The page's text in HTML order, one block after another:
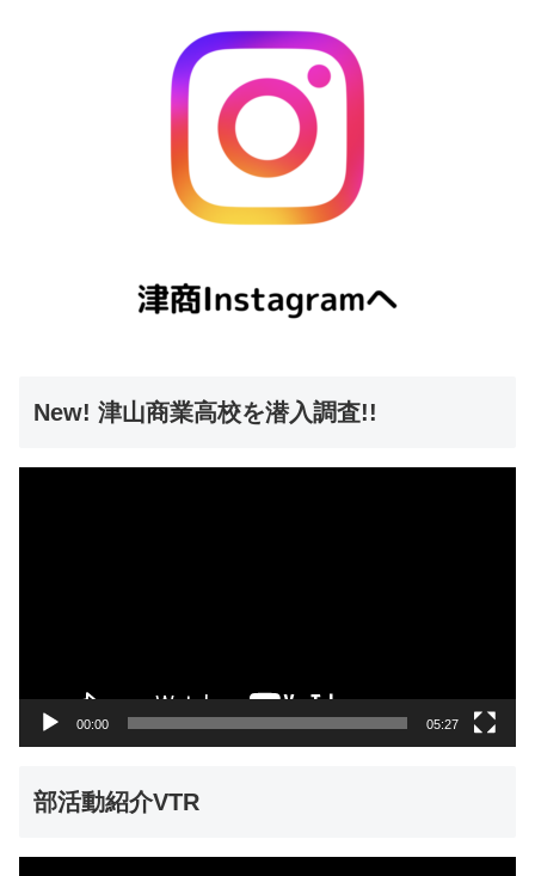
New! 津山商業高校を潜入調査!!
00:00 05:27
部活動紹介VTR